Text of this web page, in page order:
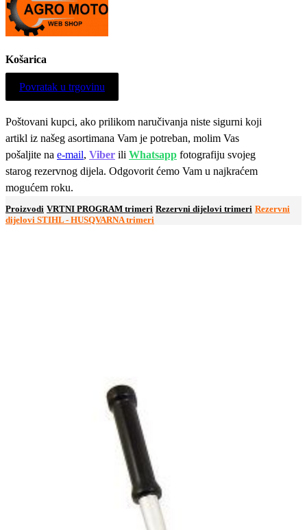
Košarica
Povratak u trgovinu
Poštovani kupci, ako prilikom naručivanja niste sigurni koji
artikl iz našeg asortimana Vam je potreban, molim Vas
pošaljite na e-mail, Viber ili Whatsapp fotografiju svojeg
starog rezervnog dijela. Odgovorit ćemo Vam u najkraćem
mogućem roku.
Proizvodi VRTNI PROGRAM trimeri Rezervni dijelovi trimeri Rezervni
dijelovi STIHL - HUSQVARNA trimeri